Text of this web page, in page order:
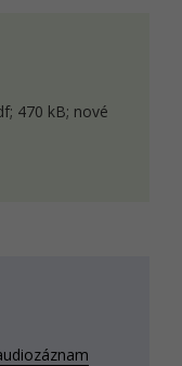
470 kB; nové